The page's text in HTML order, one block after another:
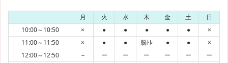
月 火 水 木 金 土
日
10:00～10:50
× ● ● ● ● ●
×
11:00～11:50
× ● ● 脳ﾄﾚ ● ●
×
12:00～12:50
－ ー ー ー ー ー
ー